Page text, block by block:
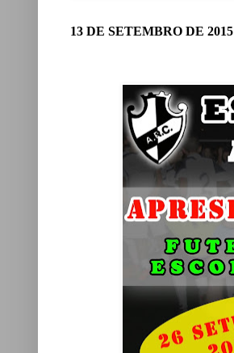
13 DE SETEMBRO DE 2015